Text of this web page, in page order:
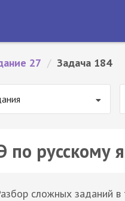
27 / Задача 184
по русскому
сложных заданий в